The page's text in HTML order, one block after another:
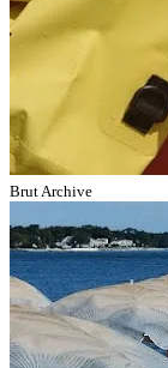
Brut Archive